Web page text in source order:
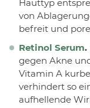
Hauttyp
von
befreit und
Retinol Serum.
gegen Akne
Vitamin A
verhindert so
aufhellende